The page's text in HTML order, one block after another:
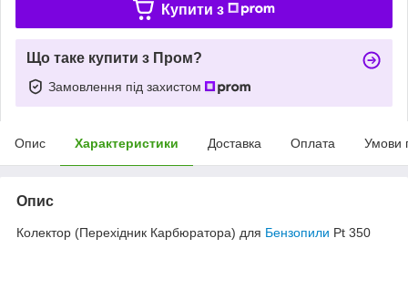
Купити з
Що таке купити з Пром?
Замовлення під захистом
Опис Характеристики Доставка Оплата Умови
Опис
Колектор (Перехідник Карбюратора) для Бензопили Pt 350